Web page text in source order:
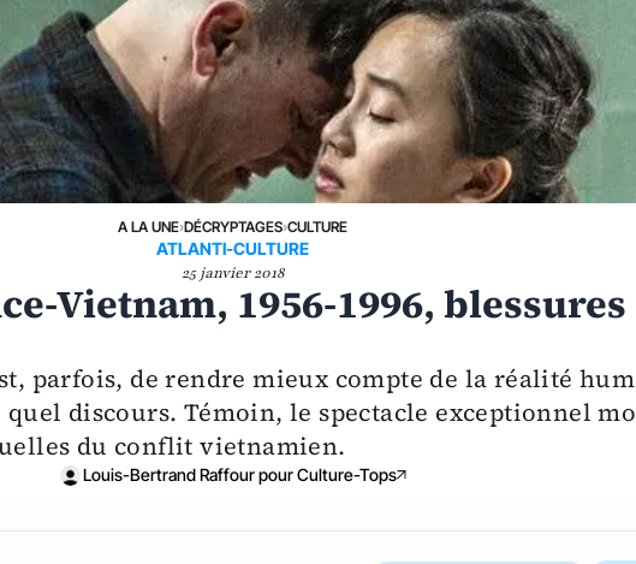
A LA UNE›DÉCRYPTAGES›CULTURE
ATLANTI-CULTURE
25 janvier 2018
Vietnam, 1956-1996, blessures
parfois, de rendre mieux compte de la réalité
discours. Témoin, le spectacle exceptionnel
du conflit vietnamien.
Louis-Bertrand Raffour pour Culture-Tops